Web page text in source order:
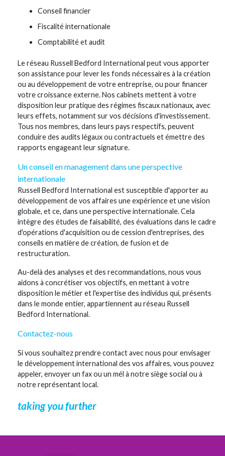
Conseil financier
Fiscalité internationale
Comptabilité et audit
Le réseau Russell Bedford International peut vous apporter
son assistance pour lever les fonds nécessaires à la création
ou au développement de votre entreprise, ou pour financer
votre croissance externe. Nos cabinets mettent à votre
disposition leur pratique des régimes fiscaux nationaux, avec
leurs effets, notamment sur vos décisions d'investissement.
Tous nos membres, dans leurs pays respectifs, peuvent
conduire des audits légaux ou contractuels et émettre des
rapports engageant leur signature.
Un conseil en management dans une perspective
internationale
Russell Bedford International est susceptible d'apporter au
développement de vos affaires une expérience et une vision
globale, et ce, dans une perspective internationale. Cela
intègre des études de faisabilité, des évaluations dans le cadre
d'opérations d'acquisition ou de cession d'entreprises, des
conseils en matière de création, de fusion et de
restructuration.
Au-delà des analyses et des recommandations, nous vous
aidons à concrétiser vos objectifs, en mettant à votre
disposition le métier et l'expertise des individus qui, présents
dans le monde entier, appartiennent au réseau Russell
Bedford International.
Contactez-nous
Si vous souhaitez prendre contact avec nous pour envisager
le développement international des vos affaires, vous pouvez
appeler, envoyer un fax ou un mél à notre siège social ou à
notre représentant local.
taking you further